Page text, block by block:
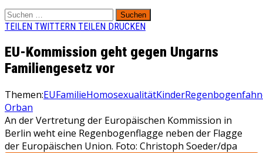
Suchen
nach:
TEILEN TWITTERN TEILEN DRUCKEN
EU-Kommission geht gegen Ungarns
Familiengesetz vor
Themen:EUFamilieHomosexualitätKinder
Orban
An der Vertretung der Europäischen Kommission in
Berlin weht eine Regenbogenflagge neben der Flagge
der Europäischen Union. Foto: Christoph Soeder/dpa